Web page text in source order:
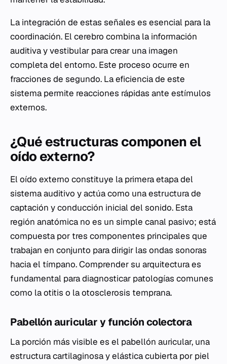
La integración de estas señales es esencial para la
coordinación. El cerebro combina la información
auditiva y vestibular para crear una imagen
completa del entorno. Este proceso ocurre en
fracciones de segundo. La eficiencia de este
sistema permite reacciones rápidas ante estímulos
externos.
¿Qué estructuras componen el
oído externo?
El oído externo constituye la primera etapa del
sistema auditivo y actúa como una estructura de
captación y conducción inicial del sonido. Esta
región anatómica no es un simple canal pasivo; está
compuesta por tres componentes principales que
trabajan en conjunto para dirigir las ondas sonoras
hacia el tímpano. Comprender su arquitectura es
fundamental para diagnosticar patologías comunes
como la otitis o la otosclerosis temprana.
Pabellón auricular y función colectora
La porción más visible es el pabellón auricular, una
estructura cartilaginosa y elástica cubierta por piel